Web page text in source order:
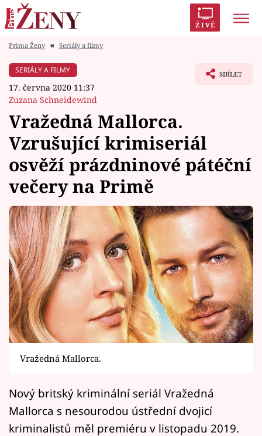
ŽIVĚ
Módní alarm
Témata
Celebrity
Vztahy
Seriály
Horoskopy
Sledujte prima+
Filmový festival Karlovy Vary
Přihlášení
Prima Ženy ■ Seriály a filmy
SERIÁLY A FILMY
17. června 2020 11:37
Zuzana Schneidewind
SDÍLET
Vražedná Mallorca.
Vzrušující krimiseriál
osvěží prázdninové pátéční
večery na Primě
Vražedná Mallorca.
Nový britský kriminální seriál Vražedná
Mallorca s nesourodou ústřední dvojicí
kriminalistů měl premiéru v listopadu 2019.